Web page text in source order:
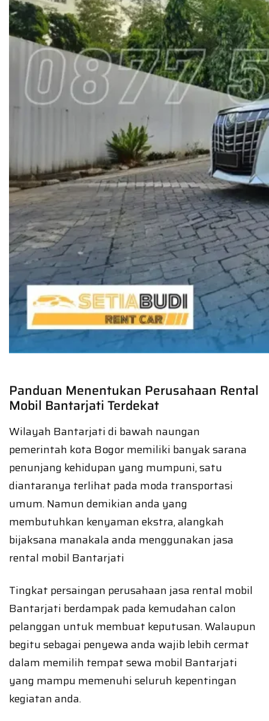
Panduan Menentukan Perusahaan Rental
Mobil Bantarjati Terdekat
Wilayah Bantarjati di bawah naungan
pemerintah kota Bogor memiliki banyak sarana
penunjang kehidupan yang mumpuni, satu
diantaranya terlihat pada moda transportasi
umum. Namun demikian anda yang
membutuhkan kenyaman ekstra, alangkah
bijaksana manakala anda menggunakan jasa
rental mobil Bantarjati
Tingkat persaingan perusahaan jasa rental mobil
Bantarjati berdampak pada kemudahan calon
pelanggan untuk membuat keputusan. Walaupun
begitu sebagai penyewa anda wajib lebih cermat
dalam memilih tempat sewa mobil Bantarjati
yang mampu memenuhi seluruh kepentingan
kegiatan anda.